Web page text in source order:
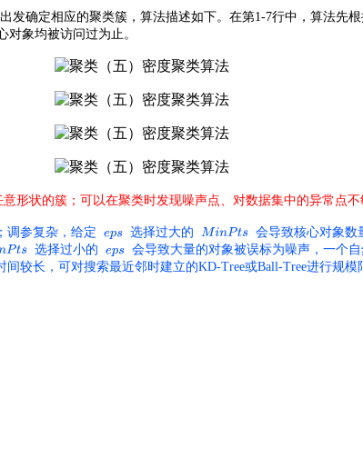
确定相应的聚类簇，算法描述如下。在第1-7行中，算法先
象均被访问过为止。
形状的簇；可以在聚类时发现噪声点、对数据集中的异常点不
参复杂， 给定 选择过大的
会导致核心对象数
选择过小的 会导致大量的对象被误标为噪声，一个
间较长 ，可对搜索最近邻时建立的KD-Tree或Ball-Tree进行规模